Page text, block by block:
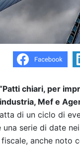
chiari, per
Mef e
di un ciclo di
una serie di date
anche noto